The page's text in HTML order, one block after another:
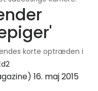
korte optræden i
16. maj 2015